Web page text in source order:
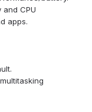
and CPU
apps.